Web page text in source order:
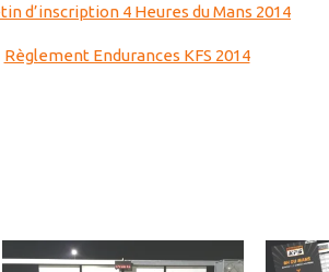
d’inscription 4 Heures du Mans 2014
Règlement Endurances KFS 2014